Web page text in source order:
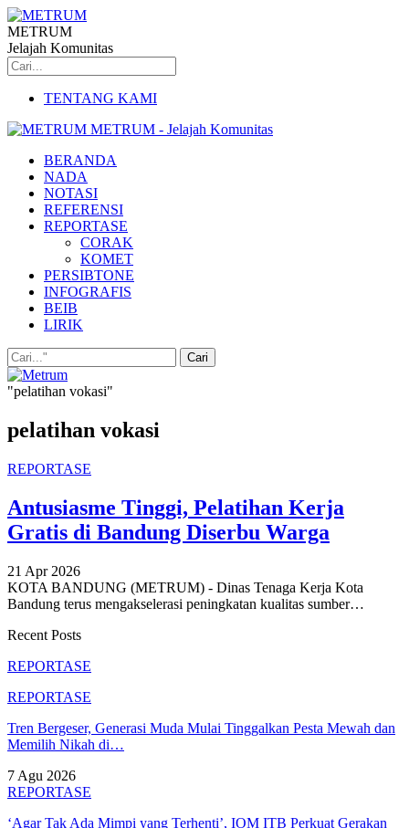
METRUM
Jelajah Komunitas
TENTANG KAMI
METRUM - Jelajah Komunitas
BERANDA
NADA
NOTASI
REFERENSI
REPORTASE
CORAK
KOMET
PERSIBTONE
INFOGRAFIS
BEIB
LIRIK
"pelatihan vokasi"
pelatihan vokasi
REPORTASE
Antusiasme Tinggi, Pelatihan Kerja
Gratis di Bandung Diserbu Warga
21 Apr 2026
KOTA BANDUNG (METRUM) - Dinas Tenaga Kerja Kota
Bandung terus mengakselerasi peningkatan kualitas sumber…
Recent Posts
REPORTASE
REPORTASE
Tren Bergeser, Generasi Muda Mulai Tinggalkan Pesta Mewah dan
Memilih Nikah di…
7 Agu 2026
REPORTASE
‘Agar Tak Ada Mimpi yang Terhenti’, IOM ITB Perkuat Gerakan